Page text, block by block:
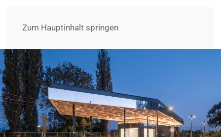
Zum Hauptinhalt springen